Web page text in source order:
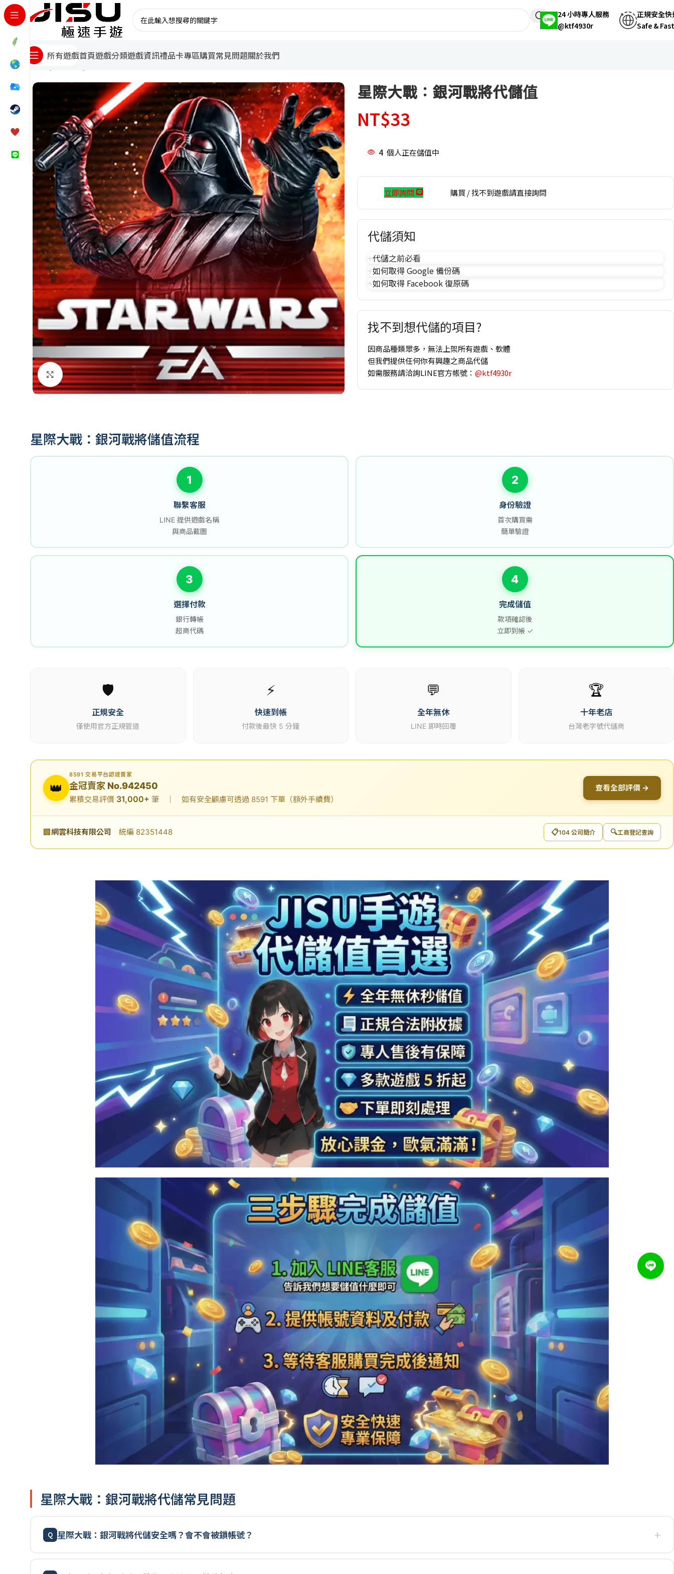
24 小時專人服務
@ktf4930r
正規安全快
Safe & Fast
所有遊戲首頁遊戲分類遊戲資訊禮品卡專區購買常見問題關於我們
首頁
點擊放大
星際大戰：銀河戰將代儲值
NT$33
4 個人正在儲值中
立即詢問 購買 / 找不到遊戲請直接詢問
代儲須知
代儲之前必看
如何取得 Google 備份碼
如何取得 Facebook 復原碼
找不到想代儲的項目?
因商品種類眾多，無法上架所有遊戲、軟體
但我們提供任何你有興趣之商品代儲
如需服務請洽詢LINE官方帳號： @ktf4930r
星際大戰：銀河戰將儲值流程
1
聯繫客服
LINE 提供遊戲名稱
與商品截圖
2
身份驗證
首次購買需
簡單驗證
3
選擇付款
銀行轉帳
超商代碼
4
完成儲值
款項確認後
立即到帳 ✓
🛡️
正規安全
僅使用官方正規管道
⚡
快速到帳
付款後最快 5 分鐘
💬
全年無休
LINE 即時回覆
🏆
十年老店
台灣老字號代儲商
👑
8591 交易平台認證賣家
金冠賣家 No.942450
累積交易評價 31,000+ 筆 ｜ 如有安全顧慮可透過 8591 下單（額外手續費）
查看全部評價 →
🏢網雲科技有限公司 統編 82351448 📋104 公司簡介 🔍工商登記查詢
星際大戰：銀河戰將代儲常見問題
星際大戰：銀河戰將代儲安全嗎？會不會被鎖帳號？